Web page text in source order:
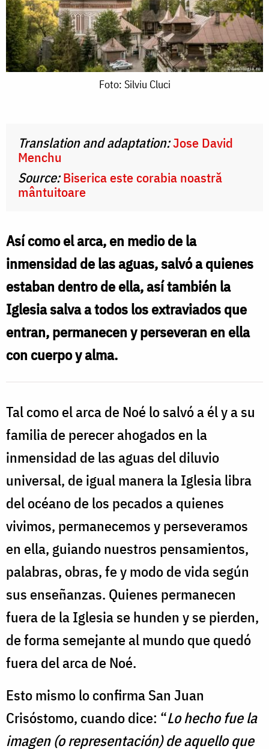
Foto: Silviu Cluci
Translation and adaptation:Jose David
Menchu
Source:Biserica este corabia noastră
mântuitoare
Así como el arca, en medio de la
inmensidad de las aguas, salvó a quienes
estaban dentro de ella, así también la
Iglesia salva a todos los extraviados que
entran, permanecen y perseveran en ella
con cuerpo y alma.
Tal como el arca de Noé lo salvó a él y a su
familia de perecer ahogados en la
inmensidad de las aguas del diluvio
universal, de igual manera la Iglesia libra
del océano de los pecados a quienes
vivimos, permanecemos y perseveramos
en ella, guiando nuestros pensamientos,
palabras, obras, fe y modo de vida según
sus enseñanzas. Quienes permanecen
fuera de la Iglesia se hunden y se pierden,
de forma semejante al mundo que quedó
fuera del arca de Noé.
Esto mismo lo confirma San Juan
Crisóstomo, cuando dice: “Lo hecho fue la
imagen (o representación) de aquello que